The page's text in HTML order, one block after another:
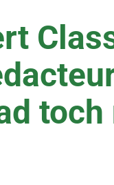
toch